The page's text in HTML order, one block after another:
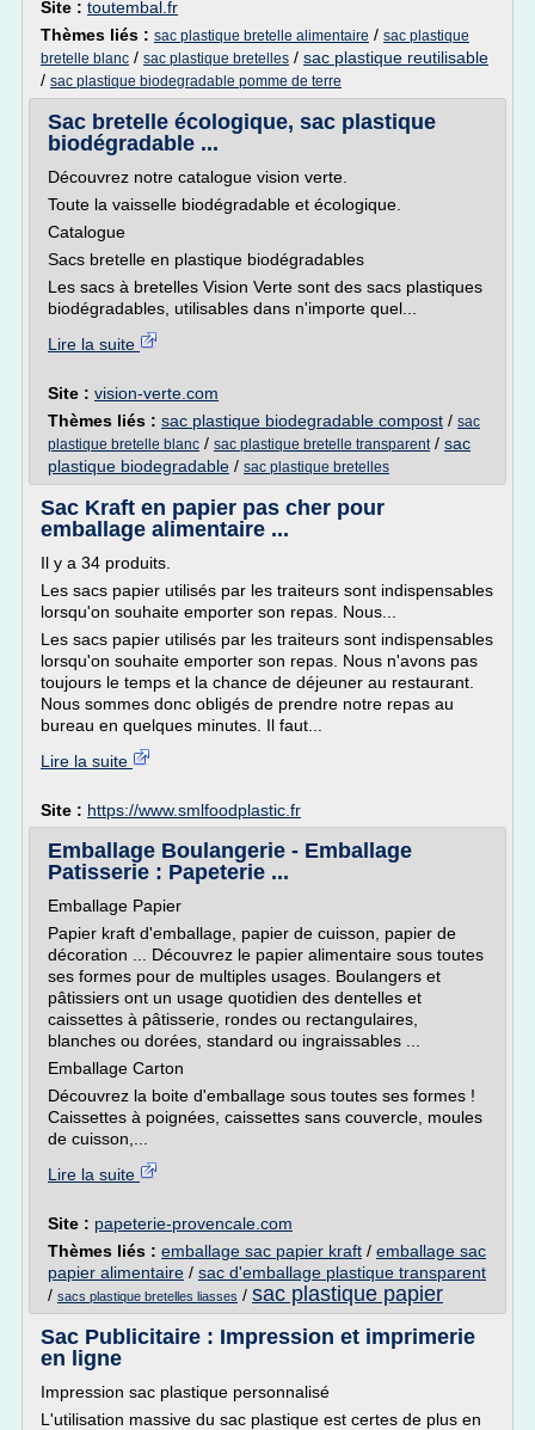
Site : toutembal.fr
Thèmes liés : sac plastique bretelle alimentaire / sac plastique
bretelle blanc / sac plastique bretelles / sac plastique reutilisable
/ sac plastique biodegradable pomme de terre
Sac bretelle écologique, sac plastique
biodégradable ...
Découvrez notre catalogue vision verte.
Toute la vaisselle biodégradable et écologique.
Catalogue
Sacs bretelle en plastique biodégradables
Les sacs à bretelles Vision Verte sont des sacs plastiques
biodégradables, utilisables dans n'importe quel...
Lire la suite
Site : vision-verte.com
Thèmes liés : sac plastique biodegradable compost / sac
plastique bretelle blanc / sac plastique bretelle transparent/ sac
plastique biodegradable / sac plastique bretelles
Sac Kraft en papier pas cher pour
emballage alimentaire ...
Il y a 34 produits.
Les sacs papier utilisés par les traiteurs sont indispensables
lorsqu'on souhaite emporter son repas. Nous...
Les sacs papier utilisés par les traiteurs sont indispensables
lorsqu'on souhaite emporter son repas. Nous n'avons pas
toujours le temps et la chance de déjeuner au restaurant.
Nous sommes donc obligés de prendre notre repas au
bureau en quelques minutes. Il faut...
Lire la suite
Site : https://www.smlfoodplastic.fr
Emballage Boulangerie - Emballage
Patisserie : Papeterie ...
Emballage Papier
Papier kraft d'emballage, papier de cuisson, papier de
décoration ... Découvrez le papier alimentaire sous toutes
ses formes pour de multiples usages. Boulangers et
pâtissiers ont un usage quotidien des dentelles et
caissettes à pâtisserie, rondes ou rectangulaires,
blanches ou dorées, standard ou ingraissables ...
Emballage Carton
Découvrez la boite d'emballage sous toutes ses formes !
Caissettes à poignées, caissettes sans couvercle, moules
de cuisson,...
Lire la suite
Site : papeterie-provencale.com
Thèmes liés : emballage sac papier kraft / emballage sac
papier alimentaire / sac d'emballage plastique transparent
/ sacs plastique bretelles liasses / sac plastique papier
Sac Publicitaire : Impression et imprimerie
en ligne
Impression sac plastique personnalisé
L'utilisation massive du sac plastique est certes de plus en